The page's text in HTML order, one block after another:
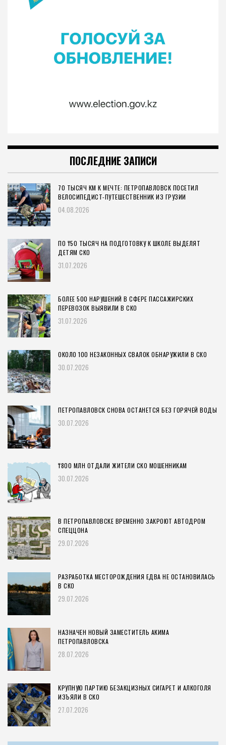
ПОСЛЕДНИЕ ЗАПИСИ
70 ТЫСЯЧ КМ К МЕЧТЕ: ПЕТРОПАВЛОВСК ПОСЕТИЛ
ВЕЛОСИПЕДИСТ-ПУТЕШЕСТВЕННИК ИЗ ГРУЗИИ
04.08.2026
ПО ₸50 ТЫСЯЧ НА ПОДГОТОВКУ К ШКОЛЕ ВЫДЕЛЯТ
ДЕТЯМ СКО
31.07.2026
БОЛЕЕ 500 НАРУШЕНИЙ В СФЕРЕ ПАССАЖИРСКИХ
ПЕРЕВОЗОК ВЫЯВИЛИ В СКО
31.07.2026
ОКОЛО 100 НЕЗАКОННЫХ СВАЛОК ОБНАРУЖИЛИ В СКО
30.07.2026
ПЕТРОПАВЛОВСК СНОВА ОСТАНЕТСЯ БЕЗ ГОРЯЧЕЙ ВОДЫ
30.07.2026
₸800 МЛН ОТДАЛИ ЖИТЕЛИ СКО МОШЕННИКАМ
30.07.2026
В ПЕТРОПАВЛОВСКЕ ВРЕМЕННО ЗАКРОЮТ АВТОДРОМ
СПЕЦЦОНА
29.07.2026
РАЗРАБОТКА МЕСТОРОЖДЕНИЯ ЕДВА НЕ ОСТАНОВИЛАСЬ
В СКО
29.07.2026
НАЗНАЧЕН НОВЫЙ ЗАМЕСТИТЕЛЬ АКИМА
ПЕТРОПАВЛОВСКА
28.07.2026
КРУПНУЮ ПАРТИЮ БЕЗАКЦИЗНЫХ СИГАРЕТ И АЛКОГОЛЯ
ИЗЪЯЛИ В СКО
27.07.2026